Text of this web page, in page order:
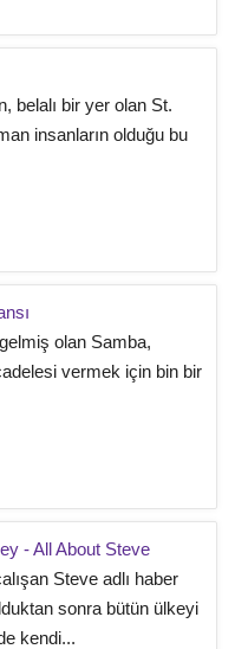
belalı bir yer olan St.
insanların olduğu bu
olan Samba,
vermek için bin bir
- All About Steve
Steve adlı haber
sonra bütün ülkeyi
kendi...